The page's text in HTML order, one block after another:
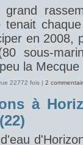
grand
tenait
en 2008,
sous-
la
22772 fois | 2
à